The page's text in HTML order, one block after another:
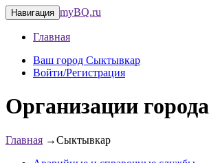
Навигация myBQ.ru
Главная
Ваш город Сыктывкар
Войти/Регистрация
Организации
Главная →Сыктывкар